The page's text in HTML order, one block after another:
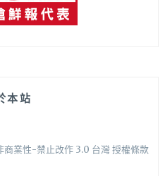
本站
商業性-禁止改作 3.0 台灣 授權條款